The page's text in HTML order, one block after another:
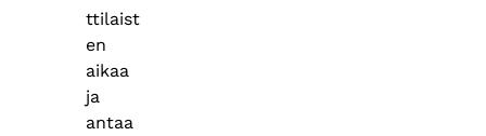
ttilaist
en
aikaa
ja
antaa